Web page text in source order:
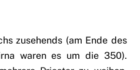
zusehends (am Ende des
waren es um die 350).